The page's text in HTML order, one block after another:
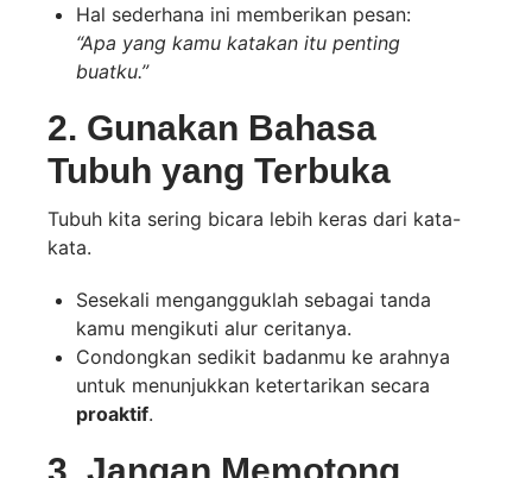
Hal sederhana ini memberikan pesan:
“Apa yang kamu katakan itu penting
buatku.”
2. Gunakan Bahasa
Tubuh yang Terbuka
Tubuh kita sering bicara lebih keras dari kata-
kata.
Sesekali mengangguklah sebagai tanda
kamu mengikuti alur ceritanya.
Condongkan sedikit badanmu ke arahnya
untuk menunjukkan ketertarikan secara
proaktif.